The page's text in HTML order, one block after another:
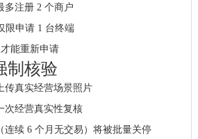
多注册 2 个商户
限申请 1 台终端
能重新申请
制核验
传真实经营场景照片
次经营真实性复核
连续 6 个月无交易）将被批量关停